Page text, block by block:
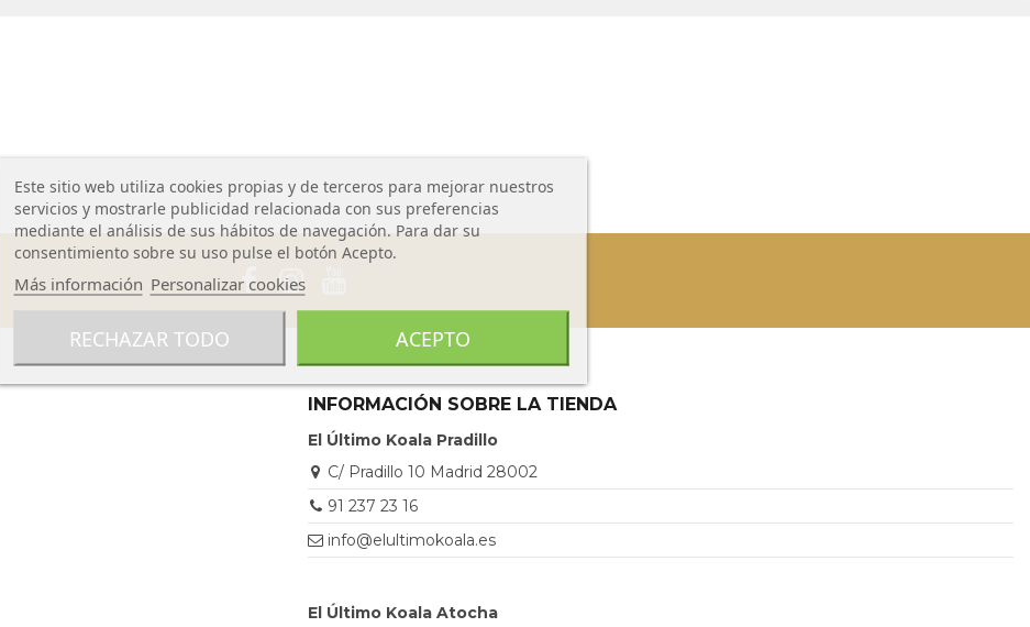
INFORMACIÓN SOBRE LA TIENDA
El Último Koala Pradillo
C/ Pradillo 10 Madrid 28002
91 237 23 16
info@elultimokoala.es
El Último Koala Atocha
Este sitio web utiliza cookies propias y de terceros para mejorar nuestros
servicios y mostrarle publicidad relacionada con sus preferencias
mediante el análisis de sus hábitos de navegación. Para dar su
consentimiento sobre su uso pulse el botón Acepto.
Más información Personalizar cookies
RECHAZAR TODO ACEPTO